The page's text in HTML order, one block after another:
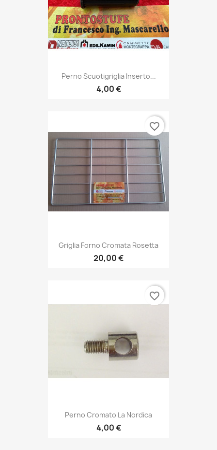
Perno Scuotigriglia Inserto...
4,00 €
Griglia Forno Cromata Rosetta
20,00 €
favorite_border
Perno Cromato La Nordica
4,00 €
favorite_border